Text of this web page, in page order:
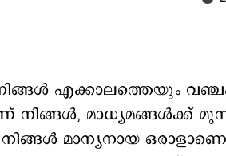
എക്കാലത്തെയും
നിങ്ങള്‍, മാധ്യമങ്ങൾക്ക്
നിങ്ങൾ മാന്യനായ